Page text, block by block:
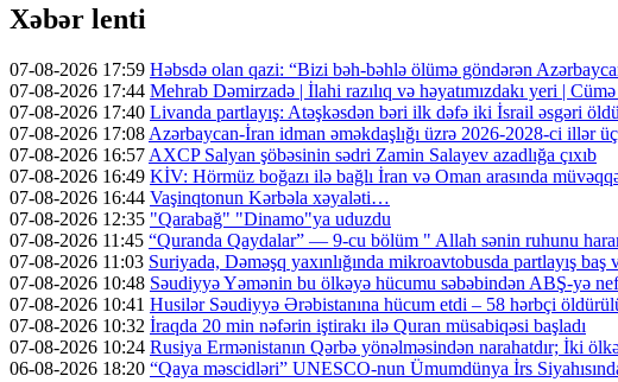
Xəbər lenti
07-08-2026 17:59 Həbsdə olan qazi: “Bizi bəh-bəhlə ölümə göndərən
07-08-2026 17:44 Mehrab Dəmirzadə | İlahi razılıq və həyatımızdakı yeri |
07-08-2026 17:40 Livanda partlayış: Atəşkəsdən bəri ilk dəfə iki İsrail əsgəri
07-08-2026 17:08 Azərbaycan-İran idman əməkdaşlığı üzrə 2026-2028-ci illər
07-08-2026 16:57 AXCP Salyan şöbəsinin sədri Zamin Salayev azadlığa çıxıb
07-08-2026 16:49 KİV: Hörmüz boğazı ilə bağlı İran və Oman arasında
07-08-2026 16:44 Vaşinqtonun Kərbəla xəyaləti…
07-08-2026 12:35 "Qarabağ" "Dinamo"ya uduzdu
07-08-2026 11:45 “Quranda Qaydalar” — 9-cu bölüm " Allah sənin ruhunu
07-08-2026 11:03 Suriyada, Dəməşq yaxınlığında mikroavtobusda partlayış
07-08-2026 10:48 Səudiyyə Yəmənin bu ölkəyə hücumu səbəbindən ABŞ-yə neft
07-08-2026 10:41 Husilər Səudiyyə Ərəbistanına hücum etdi – 58 hərbçi
07-08-2026 10:32 İraqda 20 min nəfərin iştirakı ilə Quran müsabiqəsi başladı
07-08-2026 10:24 Rusiya Ermənistanın Qərbə yönəlməsindən narahatdır; İki
06-08-2026 18:20 “Qaya məscidləri” UNESCO-nun Ümumdünya İrs